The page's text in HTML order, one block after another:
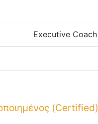
Executive Coach
(Certified)